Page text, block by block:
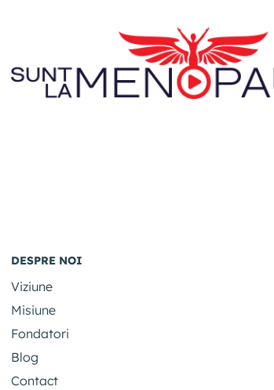
DESPRE NOI
Viziune
Misiune
Fondatori
Blog
Contact